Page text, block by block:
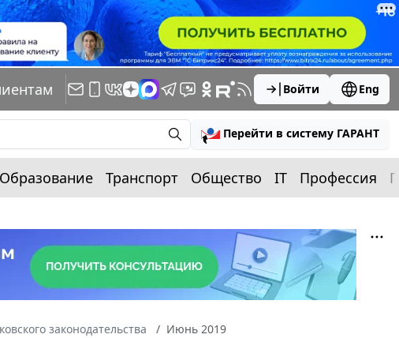
Войти Eng
Перейти в систему ГАРАНТ
Образование Транспорт Общество IT Профессия
законодательства Июнь 2019